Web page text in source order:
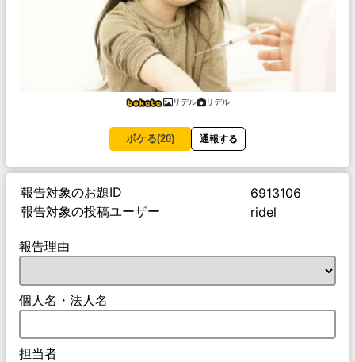
リデル リデル
ボケる(20) 通報する
報告対象のお題ID
6913106
報告対象の投稿ユーザー
ridel
報告理由
個人名・法人名
担当者